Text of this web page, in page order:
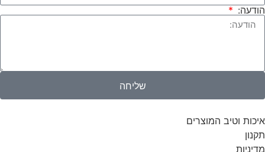
הודעה:
שליחה
איכות וטיב המוצרים
תקנון
מדיניות